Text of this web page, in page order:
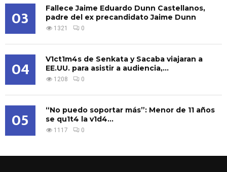
03
Fallece Jaime Eduardo Dunn Castellanos,
padre del ex precandidato Jaime Dunn
1321 0
04
V1ct1m4s de Senkata y Sacaba viajaran a
EE.UU. para asistir a audiencia,...
1208 0
05
“No puedo soportar más”: Menor de 11 años
se qu1t4 la v1d4...
1117 0